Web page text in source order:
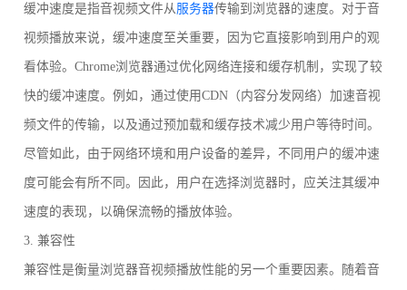
缓冲速度是指音视频文件从 服务器传输到浏览器的速度。对于音
视频播放来说，缓冲速度至关重要，因为它直接影响到用户的观
看体验。Chrome浏览器通过优化网络连接和缓存机制，实现了较
快的缓冲速度。例如，通过使用CDN（内容分发网络）加速音视
频文件的传输，以及通过预加载和缓存技术减少用户等待时间。
尽管如此，由于网络环境和用户设备的差异，不同用户的缓冲速
度可能会有所不同。因此，用户在选择浏览器时，应关注其缓冲
速度的表现，以确保流畅的播放体验。
3. 兼容性
兼容性是衡量浏览器音视频播放性能的另一个重要因素。随着音